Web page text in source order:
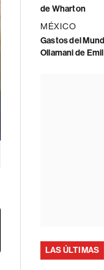
de Wharton
MÉXICO
Gastos del
Ollamani de
LAS ÚLTIMAS